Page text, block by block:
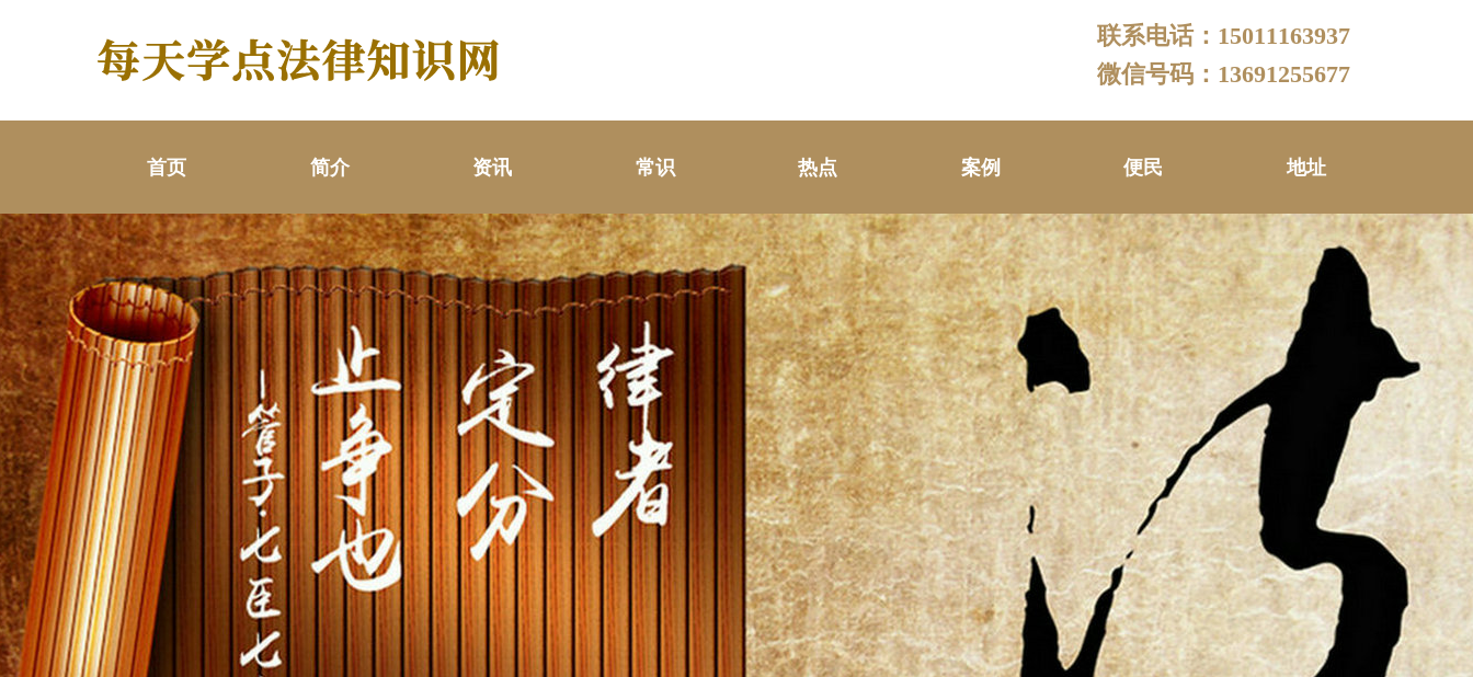
联系电话：15011163937
微信号码：13691255677
首页 简介 资讯 常识 热点 案例 便民 地址